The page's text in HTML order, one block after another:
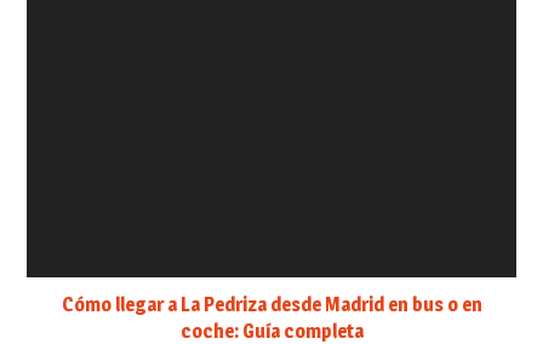
Cómo llegar a La Pedriza desde Madrid en bus o en
coche: Guía completa